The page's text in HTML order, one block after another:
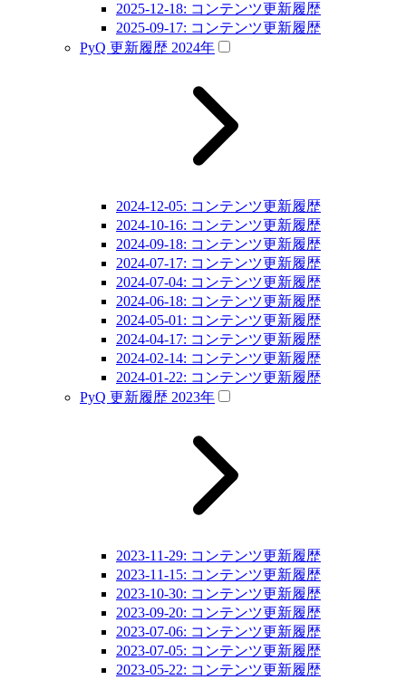
2025-12-18: コンテンツ更新履歴
2025-09-17: コンテンツ更新履歴
PyQ 更新履歴 2024年
2024-12-05: コンテンツ更新履歴
2024-10-16: コンテンツ更新履歴
2024-09-18: コンテンツ更新履歴
2024-07-17: コンテンツ更新履歴
2024-07-04: コンテンツ更新履歴
2024-06-18: コンテンツ更新履歴
2024-05-01: コンテンツ更新履歴
2024-04-17: コンテンツ更新履歴
2024-02-14: コンテンツ更新履歴
2024-01-22: コンテンツ更新履歴
PyQ 更新履歴 2023年
2023-11-29: コンテンツ更新履歴
2023-11-15: コンテンツ更新履歴
2023-10-30: コンテンツ更新履歴
2023-09-20: コンテンツ更新履歴
2023-07-06: コンテンツ更新履歴
2023-07-05: コンテンツ更新履歴
2023-05-22: コンテンツ更新履歴